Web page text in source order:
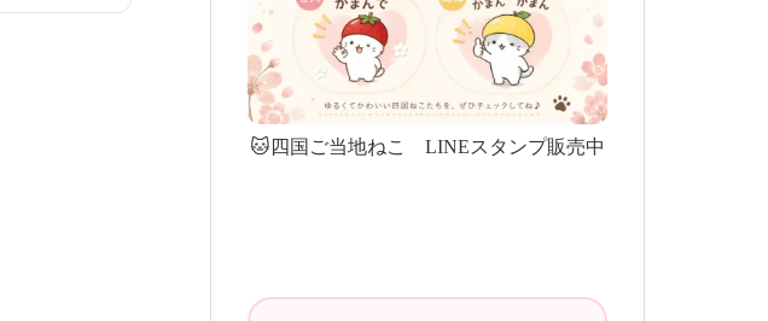
🐱四国ご当地ねこ LINEスタンプ販売中